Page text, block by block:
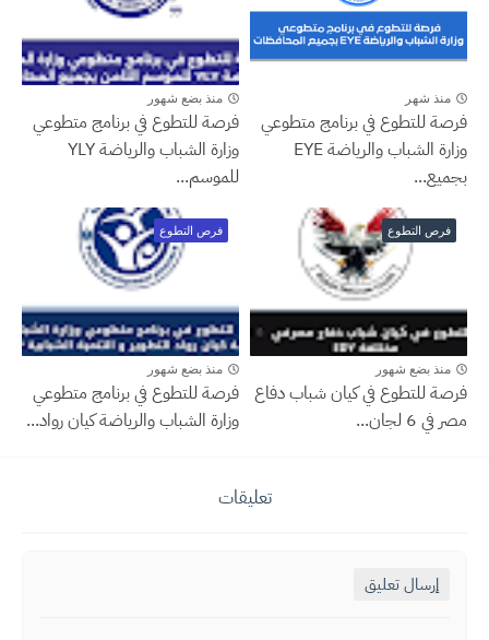
منذ شهر
فرصة للتطوع في برنامج متطوعي
وزارة الشباب والرياضة EYE
بجميع...
منذ بضع شهور
فرصة للتطوع في برنامج متطوعي
وزارة الشباب والرياضة YLY
للموسم...
فرص التطوع
منذ بضع شهور
فرصة للتطوع في كيان شباب دفاع
مصر في 6 لجان...
فرص التطوع
منذ بضع شهور
فرصة للتطوع في برنامج متطوعي
وزارة الشباب والرياضة كيان رواد...
تعليقات
إرسال تعليق